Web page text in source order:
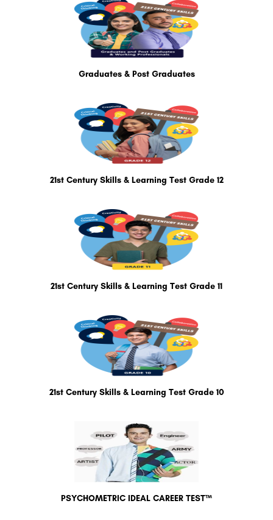
Graduates & Post Graduates
21st Century Skills & Learning Test Grade 12
21st Century Skills & Learning Test Grade 11
21st Century Skills & Learning Test Grade 10
PSYCHOMETRIC IDEAL CAREER TEST™